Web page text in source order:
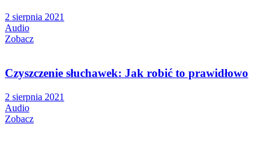
2 sierpnia 2021
Audio
Zobacz
Czyszczenie słuchawek: Jak robić to prawidłowo
2 sierpnia 2021
Audio
Zobacz